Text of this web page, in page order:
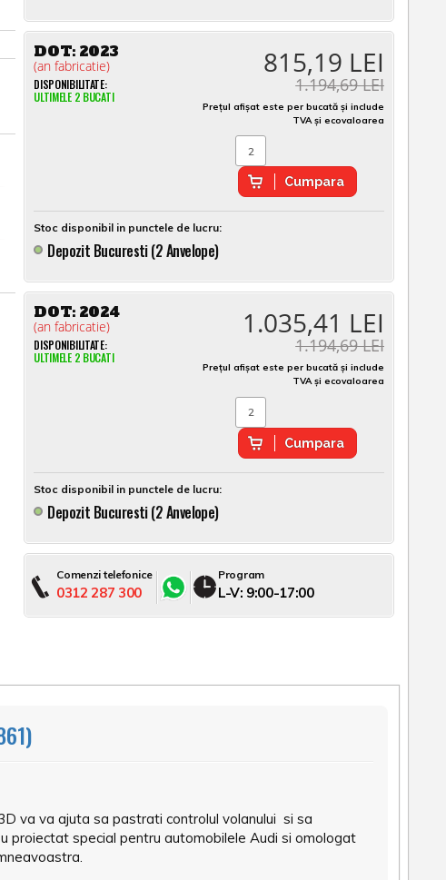
DOT: 2023
(an fabricatie)
DISPONIBILITATE:
ULTIMELE 2 BUCATI
815,19 LEI
1.194,69 LEI
Prețul afișat este per bucată și include
TVA și ecovaloarea
Cumpara
Stoc disponibil in punctele de lucru:
Depozit Bucuresti (2 Anvelope)
DOT: 2024
(an fabricatie)
DISPONIBILITATE:
ULTIMELE 2 BUCATI
1.035,41 LEI
1.194,69 LEI
Prețul afișat este per bucată și include
TVA și ecovaloarea
Cumpara
Stoc disponibil in punctele de lucru:
Depozit Bucuresti (2 Anvelope)
Comenzi telefonice
0312 287 300
Program
L-V: 9:00-17:00
va va ajuta sa pastrati controlul volanului si sa
proiectat special pentru automobilele Audi si omologat